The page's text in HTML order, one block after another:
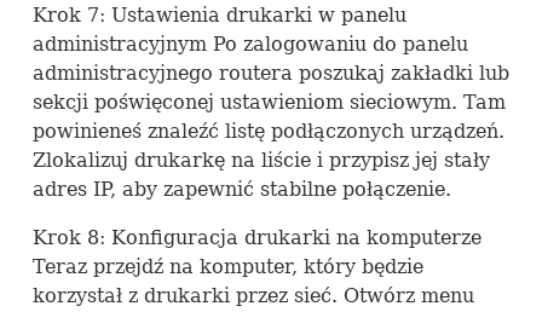
Krok 7: Ustawienia drukarki w panelu
administracyjnym Po zalogowaniu do panelu
administracyjnego routera poszukaj zakładki lub
sekcji poświęconej ustawieniom sieciowym. Tam
powinieneś znaleźć listę podłączonych urządzeń.
Zlokalizuj drukarkę na liście i przypisz jej stały
adres IP, aby zapewnić stabilne połączenie.
Krok 8: Konfiguracja drukarki na komputerze
Teraz przejdź na komputer, który będzie
korzystał z drukarki przez sieć. Otwórz menu